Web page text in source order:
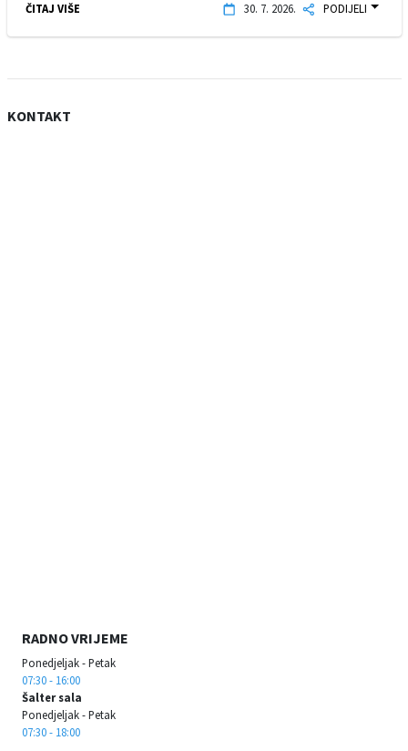
ČITAJ VIŠE 30. 7. 2026. PODIJELI
KONTAKT
RADNO VRIJEME
Ponedjeljak - Petak
07:30 - 16:00
Šalter sala
Ponedjeljak - Petak
07:30 - 18:00